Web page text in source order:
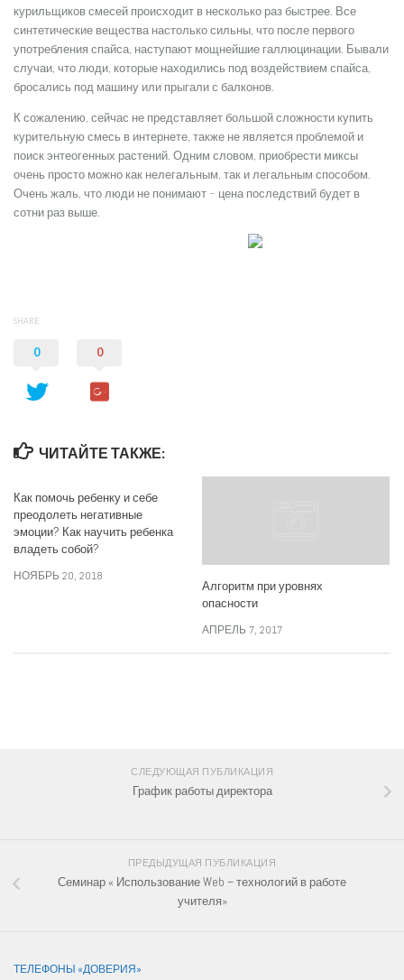
курильщиков смесей происходит в несколько раз быстрее. Все
синтетические вещества настолько сильны, что после первого
употребления спайса, наступают мощнейшие галлюцинации. Бывали
случаи, что люди, которые находились под воздействием спайса,
бросались под машину или прыгали с балконов.
К сожалению, сейчас не представляет большой сложности купить
курительную смесь в интернете, также не является проблемой и
поиск энтеогенных растений. Одним словом, приобрести миксы
очень просто можно как нелегальным, так и легальным способом.
Очень жаль, что люди не понимают – цена последствий будет в
сотни раз выше.
SHARE
0 0
ЧИТАЙТЕ ТАКЖЕ:
Как помочь ребенку и себе
преодолеть негативные
эмоции? Как научить ребенка
владеть собой?
НОЯБРЬ 20, 2018
Алгоритм при уровнях
опасности
АПРЕЛЬ 7, 2017
СЛЕДУЮЩАЯ ПУБЛИКАЦИЯ
График работы директора
ПРЕДЫДУЩАЯ ПУБЛИКАЦИЯ
Семинар « Использование Web – технологий в работе
учителя»
ТЕЛЕФОНЫ «ДОВЕРИЯ»